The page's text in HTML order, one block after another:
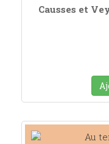
Causses et